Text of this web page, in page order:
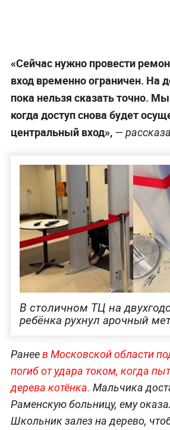
«Сейчас нужно провести
вход временно ограничен. На
пока нельзя сказать точно.
когда доступ снова будет
центральный вход», —
В столичном ТЦ на
ребёнка рухнул арочный
Ранеев Московской области
погиб от удара током, когда
дерева котёнка. Мальчика
Раменскую больницу, ему
Школьник залез на дерево,